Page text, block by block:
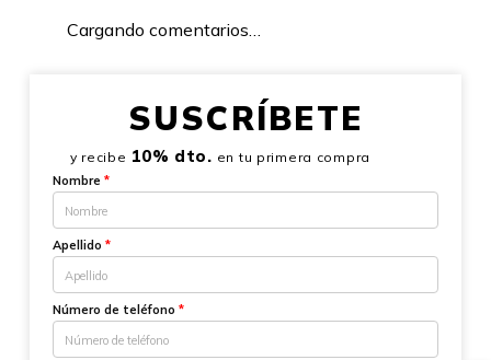
Cargando comentarios…
SUSCRÍBETE
y recibe 10% dto. en tu primera compra
Nombre *
Apellido *
Número de teléfono *